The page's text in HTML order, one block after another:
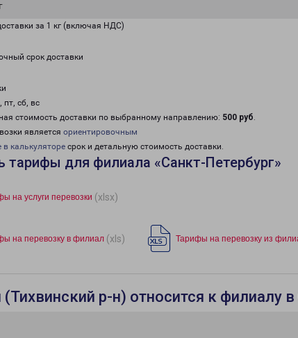
за 1 кг (включая НДС)
срок доставки
пт, сб, вс
стоимость доставки по выбранному направлению: 500 руб.
является ориентировочным
в калькуляторе срок и детальную стоимость доставки.
тарифы для филиала «Санкт-Петербург»
на услуги перевозки (xlsx)
на перевозку в филиал (xls) Тарифы на перевозку из
(Тихвинский р-н) относится к филиалу